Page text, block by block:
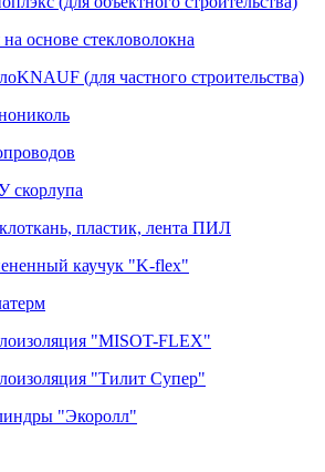
основе стекловолокна
(для частного строительства)
скорлупа
пластик, лента ПИЛ
каучук "K-flex"
"MISOT-FLEX"
"Тилит Супер"
"Экоролл"